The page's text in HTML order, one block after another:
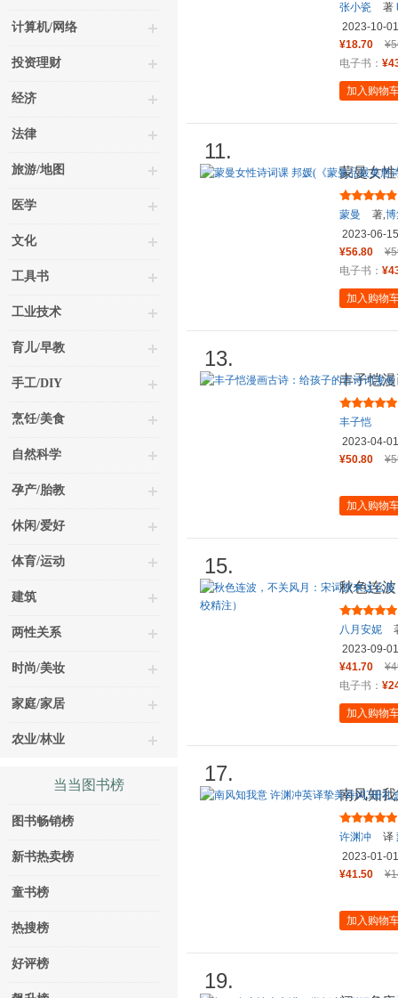
计算机/网络
投资理财
经济
法律
旅游/地图
医学
文化
工具书
工业技术
育儿/早教
手工/DIY
烹饪/美食
自然科学
孕产/胎教
休闲/爱好
体育/运动
建筑
两性关系
时尚/美妆
家庭/家居
农业/林业
当当图书榜
图书畅销榜
新书热卖榜
童书榜
热搜榜
好评榜
张小瓷 著
2023-10-01
¥18.70
电子书：
加入购物
11.
蒙曼女
之后，
蒙曼 著,
2023-06-15
¥56.80
电子书：
加入购物
13.
丰子恺
（让孩
丰子恺
2023-04-01
¥50.80
加入购物
15.
秋色连
（汇聚
八月安妮
2023-09-01
¥41.70
电子书：
加入购物
17.
南风知
套装
许渊冲 译
2023-01-01
¥41.50
加入购物
19.